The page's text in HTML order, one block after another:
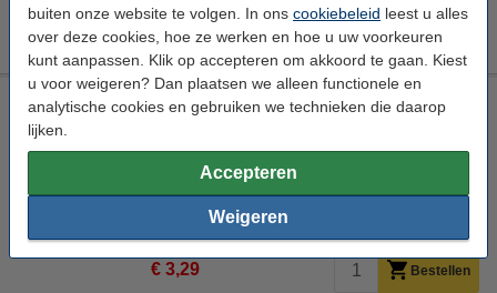
buiten onze website te volgen. In ons cookiebeleid leest u alles
over deze cookies, hoe ze werken en hoe u uw voorkeuren
kunt aanpassen. Klik op accepteren om akkoord te gaan. Kiest
u voor weigeren? Dan plaatsen we alleen functionele en
analytische cookies en gebruiken we technieken die daarop
lijken.
Accepteren
Weigeren
10 verpakkingen - 20 toiletblokken
€ 27,50
Bref toiletreiniger Power Activ Gel eucalyptus (700 ml)
Bekijk de specificaties en beschrijving
Morgen in huis
€ 3,29 Bestellen